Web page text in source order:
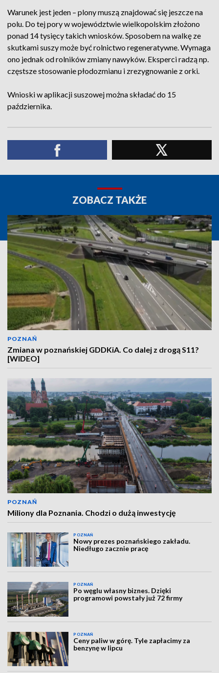
Warunek jest jeden – plony muszą znajdować się jeszcze na
polu. Do tej pory w województwie wielkopolskim złożono
ponad 14 tysięcy takich wniosków. Sposobem na walkę ze
skutkami suszy może być rolnictwo regeneratywne. Wymaga
ono jednak od rolników zmiany nawyków. Eksperci radzą np.
częstsze stosowanie płodozmianu i zrezygnowanie z orki.
Wnioski w aplikacji suszowej można składać do 15
października.
ZOBACZ TAKŻE
POZNAŃ
Zmiana w poznańskiej GDDKiA. Co dalej z drogą S11?
[WIDEO]
POZNAŃ
Miliony dla Poznania. Chodzi o dużą inwestycję
POZNAŃ
Nowy prezes poznańskiego zakładu.
Niedługo zacznie pracę
POZNAŃ
Po węglu własny biznes. Dzięki
programowi powstały już 72 firmy
POZNAŃ
Ceny paliw w górę. Tyle zapłacimy za
benzynę w lipcu